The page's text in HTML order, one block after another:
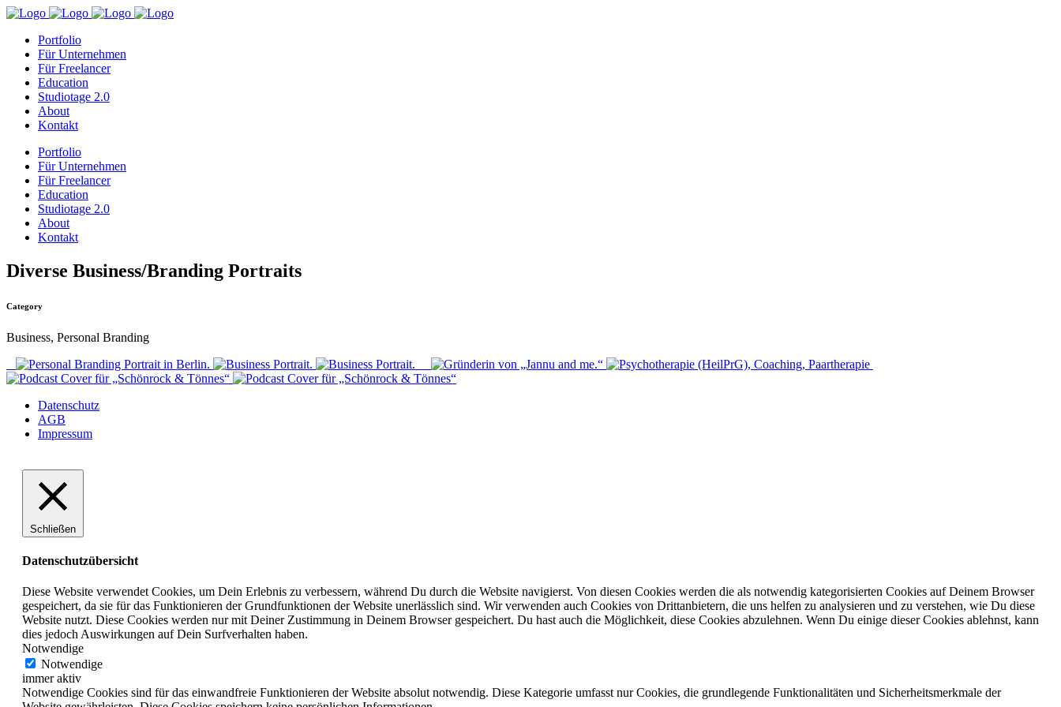
Portfolio
Für Unternehmen
Für Freelancer
Education
Studiotage 2.0
About
Kontakt
Portfolio
Für Unternehmen
Für Freelancer
Education
Studiotage 2.0
About
Kontakt
Diverse Business/Branding Portraits
Category
Business, Personal Branding
Datenschutz
AGB
Impressum
Schließen
Datenschutzübersicht
Diese Website verwendet Cookies, um Dein Erlebnis zu verbessern, während Du durch die Website navigierst. Von diesen Cookies werden die als notwendig kategorisierten Cookies auf Deinem Browser
gespeichert, da sie für das Funktionieren der Grundfunktionen der Website unerlässlich sind. Wir verwenden auch Cookies von Drittanbietern, die uns helfen zu analysieren und zu verstehen, wie Du diese
Website nutzt. Diese Cookies werden nur mit Deiner Zustimmung in Deinem Browser gespeichert. Du hast auch die Möglichkeit, diese Cookies abzulehnen. Wenn Du einige dieser Cookies ablehnst, kann
dies jedoch Auswirkungen auf Dein Surfverhalten haben.
Notwendige
Notwendige
immer aktiv
Notwendige Cookies sind für das einwandfreie Funktionieren der Website absolut notwendig. Diese Kategorie umfasst nur Cookies, die grundlegende Funktionalitäten und Sicherheitsmerkmale der